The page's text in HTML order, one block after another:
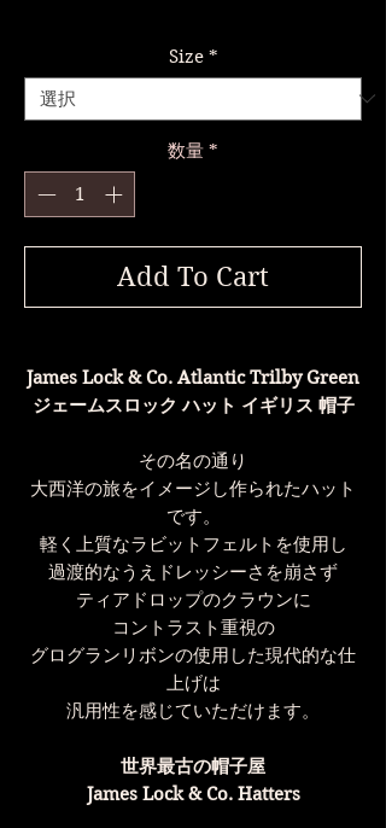
Size *
数量 *
Add To Cart
James Lock & Co. Atlantic Trilby Green
ジェームスロック ハット イギリス 帽子
その名の通り
大西洋の旅をイメージし作られたハット
です。
軽く上質なラビットフェルトを使用し
過渡的なうえドレッシーさを崩さず
ティアドロップのクラウンに
コントラスト重視の
グログランリボンの使用した現代的な仕
上げは
汎用性を感じていただけます。
世界最古の帽子屋
James Lock & Co. Hatters